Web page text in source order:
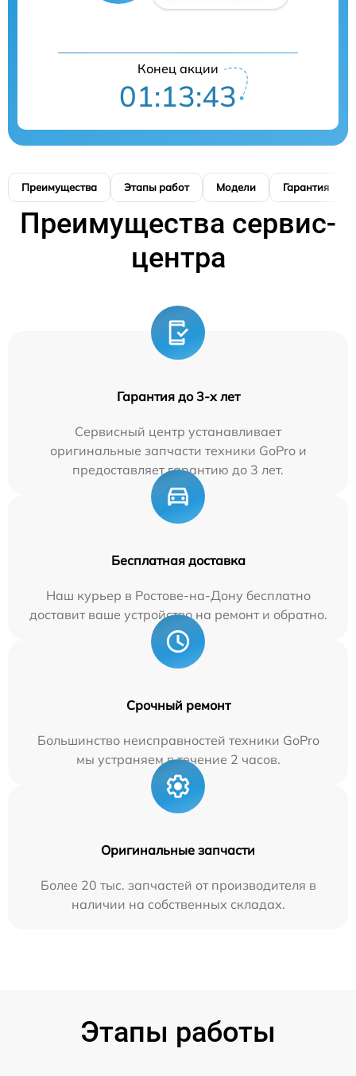
Конец акции
01:13:42
Преимущества Этапы работ Модели Гарантия
Преимущества сервис-
центра
Гарантия до 3-х лет
Сервисный центр устанавливает
оригинальные запчасти техники GoPro и
предоставляет гарантию до 3 лет.
Бесплатная доставка
Наш курьер в Ростове-на-Дону бесплатно
доставит ваше устройство на ремонт и обратно.
Срочный ремонт
Большинство неисправностей техники GoPro
мы устраняем в течение 2 часов.
Оригинальные запчасти
Более 20 тыс. запчастей от производителя в
наличии на собственных складах.
Этапы работы